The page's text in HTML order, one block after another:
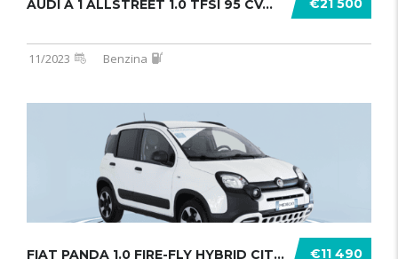
€21 500
AUDI A 1 ALLSTREET 1.0 TFSI 95 CV...
11/2023 Benzina
€11 490
FIAT PANDA 1.0 FIRE-FLY HYBRID CITY .......